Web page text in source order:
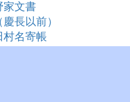
家文書
長以前）
名寄帳
抄」
柱心礎石